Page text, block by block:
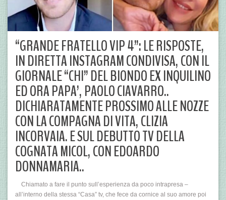
“GRANDE FRATELLO VIP 4”: LE RISPOSTE,
IN DIRETTA INSTAGRAM CONDIVISA, CON IL
GIORNALE “CHI” DEL BIONDO EX INQUILINO
ED ORA PAPA’, PAOLO CIAVARRO..
DICHIARATAMENTE PROSSIMO ALLE NOZZE
CON LA COMPAGNA DI VITA, CLIZIA
INCORVAIA. E SUL DEBUTTO TV DELLA
COGNATA MICOL, CON EDOARDO
DONNAMARIA..
Chiamato a fare il punto sull’esperienza da poco intrapresa –
all’interno della stessa “Casa” tv, che fece da cornice al suo amore poi